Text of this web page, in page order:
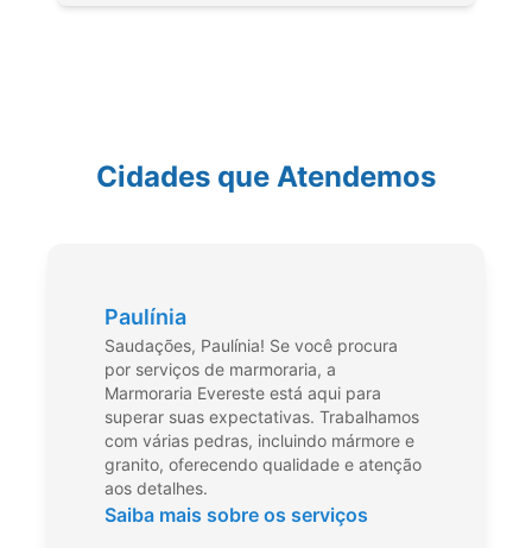
Cidades que Atendemos
Paulínia
Saudações, Paulínia! Se você procura
por serviços de marmoraria, a
Marmoraria Evereste está aqui para
superar suas expectativas. Trabalhamos
com várias pedras, incluindo mármore e
granito, oferecendo qualidade e atenção
aos detalhes.
Saiba mais sobre os serviços